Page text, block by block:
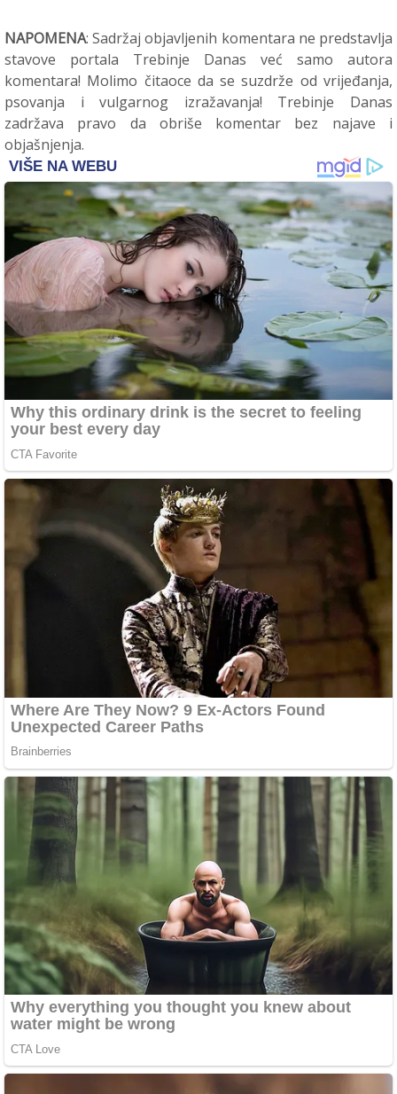
NAPOMENA: Sadržaj objavljenih komentara ne predstavlja
stavove portala Trebinje Danas već samo autora
komentara! Molimo čitaoce da se suzdrže od vrijeđanja,
psovanja i vulgarnog izražavanja! Trebinje Danas
zadržava pravo da obriše komentar bez najave i
objašnjenja.